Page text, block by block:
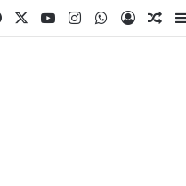
FacebookYouTubeInstagramWhatsApp
Log In